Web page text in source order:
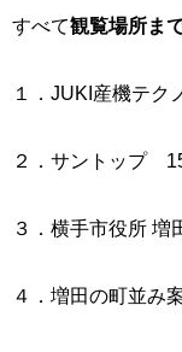
すべて観覧場所ま
１．JUKI産機テ
２．サントップ
３．横手市役所
４．増田の町並み